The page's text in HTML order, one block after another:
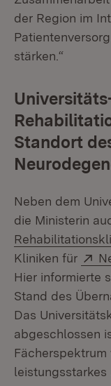
der Region im
stärken.“
Standort
Neben dem
die Ministerin
Kliniken für
Hier informierte
Stand des
Das
abgeschlossen
Fächerspektrum
leistungsstarkes